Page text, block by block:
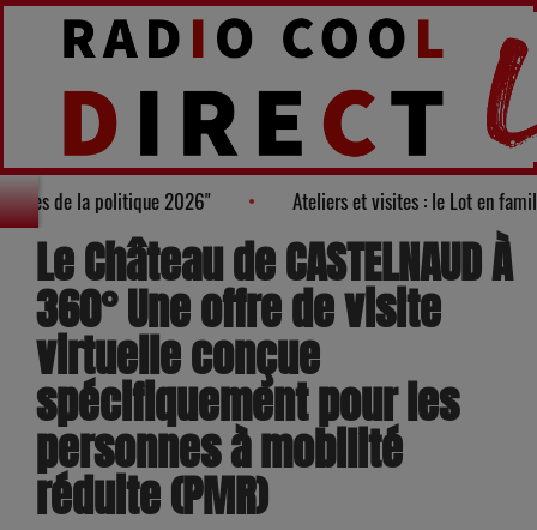
"100 nouveaux visages de la politique 2026" Ateliers et
Le Château de CASTELNAUD À
360° Une offre de visite
virtuelle conçue
spécifiquement pour les
personnes à mobilité
réduite (PMR)